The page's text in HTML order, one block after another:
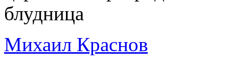
блудница
Михаил Краснов